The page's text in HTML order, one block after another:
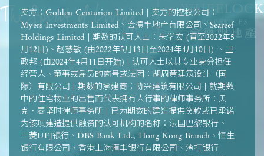
卖方：Golden Centurion Limited | 卖方的控权公司：
Myers Investments Limited、会德丰地产有限公司、Seareef
Holdings Limited | 期数的认可人士：朱学宏 (直至2022年5
月12日)、赵慧敏 (由2022年5月13日至2024年4月10日) 、卫
政邦 (由2024年4月11日开始) | 认可人士以其专业身分担任
经营人、董事或雇员的商号或法团：胡周黄建筑设计（国
际）有限公司 | 期数的承建商：协兴建筑有限公司 | 就期数
中的住宅物业的出售而代表拥有人行事的律师事务所：贝
克．麦坚时律师事务所 | 已为期数的建造提供贷款或已承诺
为该项建造提供融资的认可机构的名称：法国巴黎银行、
三菱UFJ银行、DBS Bank Ltd., Hong Kong Branch、恒生
银行有限公司、香港上海滙丰银行有限公司、渣打银行